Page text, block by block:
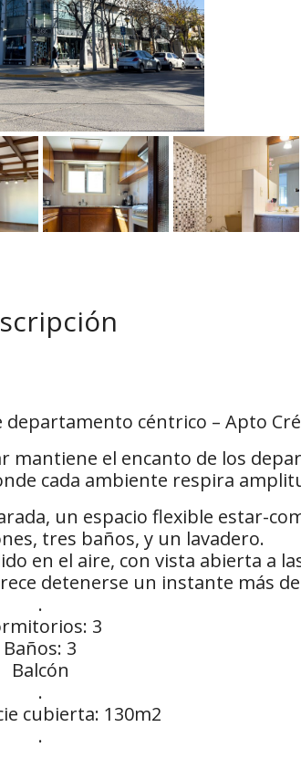
departamento céntrico – Apto
mantiene el encanto de los
cada ambiente respira
un espacio flexible estar-
tres baños, y un lavadero.
en el aire, con vista abierta a
detenerse un instante más
.
3
Baños: 3
Balcón
.
cubierta: 130m2
.